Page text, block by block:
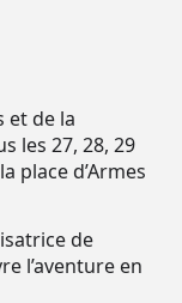
et de la
les 27, 28, 29
place d’Armes
de
l’aventure en